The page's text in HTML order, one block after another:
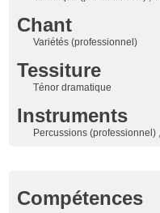
Chant
Variétés (professionnel)
Tessiture
Ténor dramatique
Instruments
Percussions (professionnel)
Compétences